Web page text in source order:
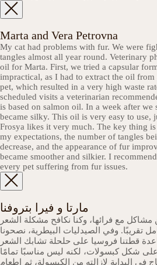
Marta and Vera Petrovna
My cat had problems with fur. We were
tangles almost all year round. Veterinary
oil for Marta. First, we tried a capsular
impractical, as I had to extract the oil
pet, which resulted in a very high waste
scheduled visits a veterinarian
is based on salmon oil. In a week after we
became silky. This oil is very easy to use,
Frosya likes it very much. The key thing
my expectations, the number of tangles
decrease, and the appearance of fur
became smoother and silkier. I
every pet suffering from fur issues.
مارتا و فيرا بتروفنا
مع فرائها، وكنا نكافح مشكلة الشعر
تقريبًا. وفي الصيدليات البيطرية، نصحونا
قطتنا فروسيا على حلحلة تشابك الشعر
على شكل كبسولات، لكنه ليس مناسبًا تمامًا
في البداية لإزالته من الكبسولة، ثم إطعام